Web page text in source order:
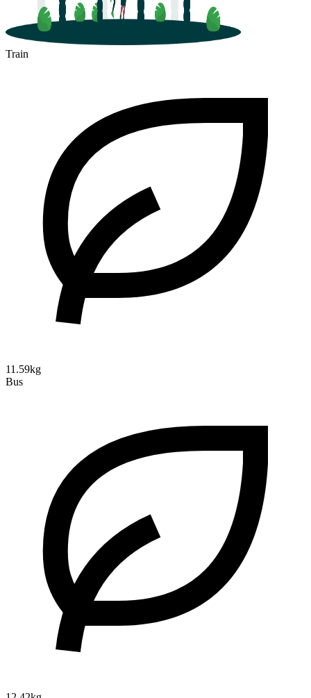
Train
11.59kg
Bus